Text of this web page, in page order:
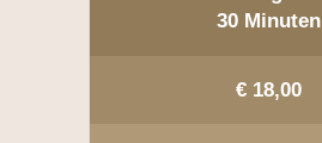
30 Minuten
€ 18,00